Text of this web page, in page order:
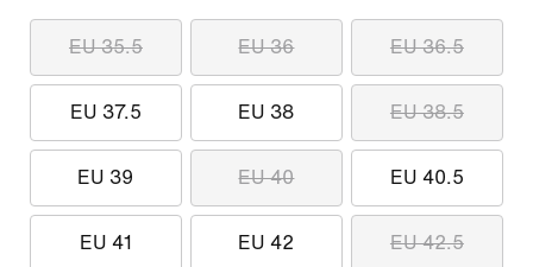
EU 35.5 EU 36 EU 36.5
EU 37.5 EU 38 EU 38.5
EU 39 EU 40 EU 40.5
EU 41 EU 42 EU 42.5